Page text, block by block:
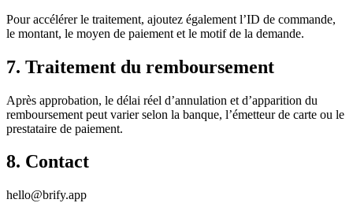
Pour accélérer le traitement, ajoutez également l’ID de commande,
le montant, le moyen de paiement et le motif de la demande.
7. Traitement du remboursement
Après approbation, le délai réel d’annulation et d’apparition du
remboursement peut varier selon la banque, l’émetteur de carte ou le
prestataire de paiement.
8. Contact
hello@brify.app